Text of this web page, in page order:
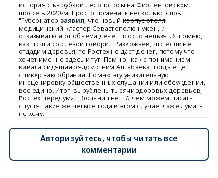
история с вырубкой лесополосы на Фиолентовском
шоссе в 2020-м. Просто поменять несколько слов:
"Губернатор заявил, что новый корпус отеля
медицинский кластер Севастополю нужен, и
отказываться от объёма денег просто нельзя". Я помню,
как почти со слезой говорил Развожаев, что если не
отдадим деревья, то Ростех не даст денег, потому что
хочет именно здесь и тут. Помню, как с пониманием
кивала сидящая рядом с ним Алтабаева, тогда еще
спикер заксобрания. Помню эту унизительную
инсценировку общественных слушаний или обсуждений,
все едино. Итог: вырублены тысячи здоровых деревьев,
Ростех передумал, больниц нет. О чем можем писать
спустя такие же четыре года в этом случае, даже думать
не хочу.
Авторизуйтесь, чтобы читать все
комментарии